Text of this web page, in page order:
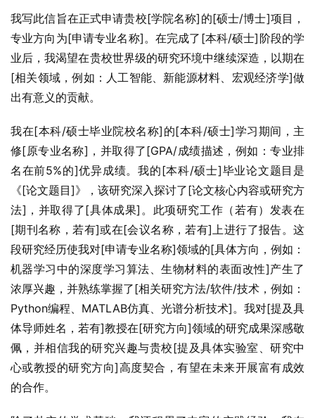
我写此信旨在正式申请贵校[学院名称]的[硕士/博士]项目，
专业方向为[申请专业名称]。在完成了[本科/硕士]阶段的学
业后，我渴望在贵校世界级的研究环境中继续深造，以期在
[相关领域，例如：人工智能、新能源材料、宏观经济学]做
出有意义的贡献。
我在[本科/硕士毕业院校名称]的[本科/硕士]学习期间，主
修[原专业名称]，并取得了[GPA/成绩描述，例如：专业排
名在前5%的]优异成绩。我的[本科/硕士]毕业论文题目是
《[论文题目]》，该研究深入探讨了[论文核心内容或研究方
法]，并取得了[具体成果]。此项研究工作（若有）发表在
[期刊名称，若有]或在[会议名称，若有]上进行了报告。这
段研究经历使我对[申请专业名称]领域的[具体方向，例如：
机器学习中的深度学习算法、生物材料的表面改性]产生了
浓厚兴趣，并熟练掌握了[相关研究方法/软件/技术，例如：
Python编程、MATLAB仿真、光谱分析技术]。我对[提及具
体导师姓名，若有]教授在[研究方向]领域的研究成果深感敬
佩，并相信我的研究兴趣与贵校[提及具体实验室、研究中
心或教授的研究方向]高度契合，有望在未来开展富有成效
的合作。